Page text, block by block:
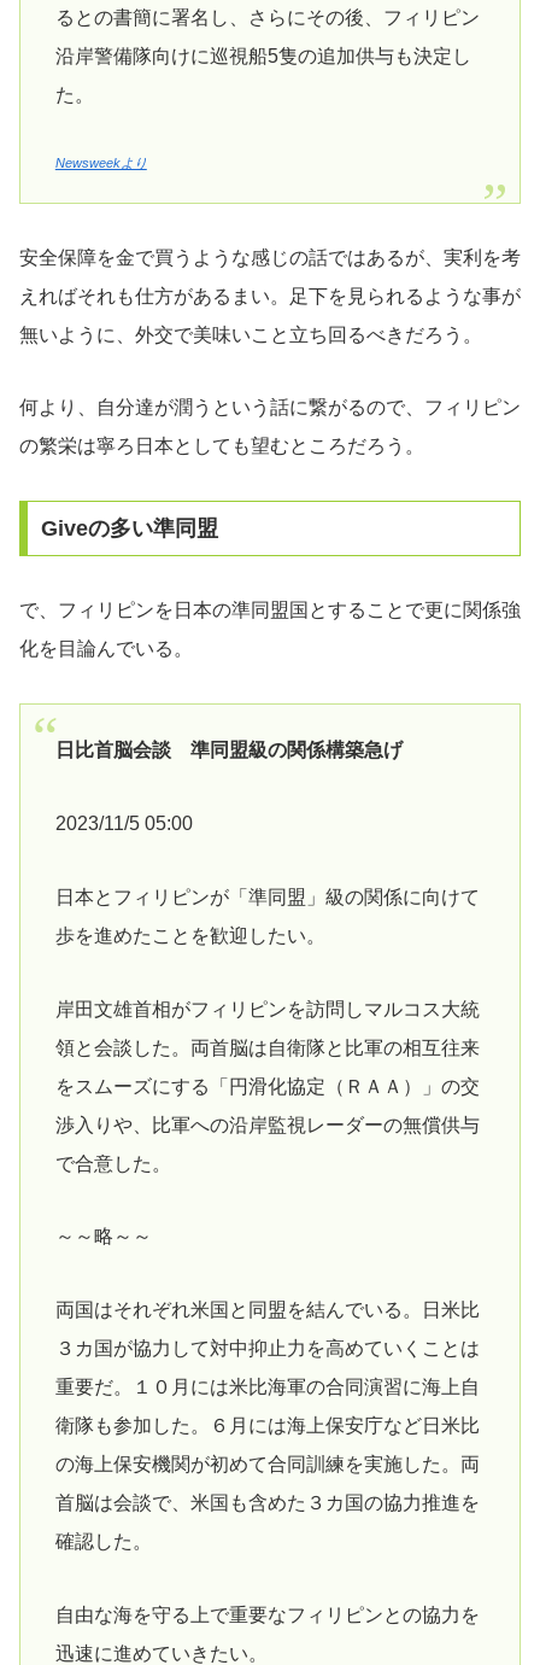
るとの書簡に署名し、さらにその後、フィリピン
沿岸警備隊向けに巡視船5隻の追加供与も決定し
た。
Newsweekより
安全保障を金で買うような感じの話ではあるが、実利を考
えればそれも仕方があるまい。足下を見られるような事が
無いように、外交で美味いこと立ち回るべきだろう。
何より、自分達が潤うという話に繋がるので、フィリピン
の繁栄は寧ろ日本としても望むところだろう。
Giveの多い準同盟
で、フィリピンを日本の準同盟国とすることで更に関係強
化を目論んでいる。
日比首脳会談 準同盟級の関係構築急げ
2023/11/5 05:00
日本とフィリピンが「準同盟」級の関係に向けて
歩を進めたことを歓迎したい。
岸田文雄首相がフィリピンを訪問しマルコス大統
領と会談した。両首脳は自衛隊と比軍の相互往来
をスムーズにする「円滑化協定（ＲＡＡ）」の交
渉入りや、比軍への沿岸監視レーダーの無償供与
で合意した。
～～略～～
両国はそれぞれ米国と同盟を結んでいる。日米比
３カ国が協力して対中抑止力を高めていくことは
重要だ。１０月には米比海軍の合同演習に海上自
衛隊も参加した。６月には海上保安庁など日米比
の海上保安機関が初めて合同訓練を実施した。両
首脳は会談で、米国も含めた３カ国の協力推進を
確認した。
自由な海を守る上で重要なフィリピンとの協力を
迅速に進めていきたい。